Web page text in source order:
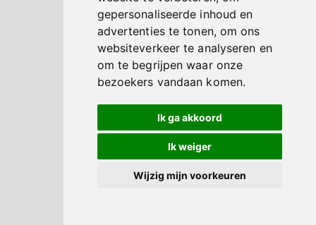
gepersonaliseerde inhoud en
advertenties te tonen, om ons
websiteverkeer te analyseren en
om te begrijpen waar onze
bezoekers vandaan komen.
Ik ga akkoord
Ik weiger
Wijzig mijn voorkeuren